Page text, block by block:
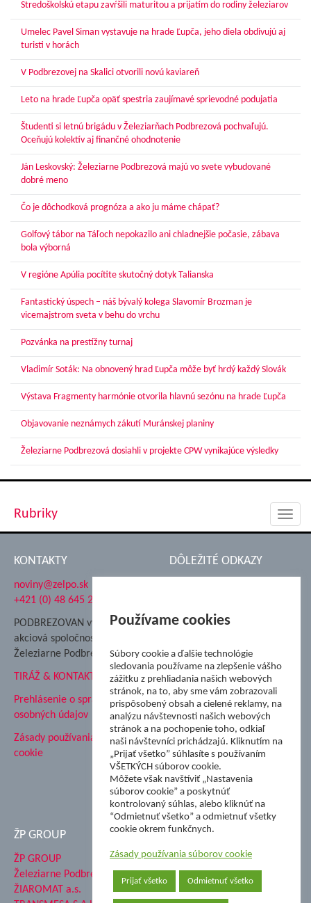
Stredoškolskú etapu zavŕšili maturitou a prijatím do rodiny železiarov
Umelec Pavel Siman vystavuje na hrade Ľupča, jeho diela obdivujú aj
turisti v horách
V Podbrezovej na Skalici otvorili novú kaviareň
Leto na hrade Ľupča opäť spestria zaujímavé sprievodné podujatia
Študenti si letnú brigádu v Železiarňach Podbrezová pochvaľujú.
Oceňujú kolektív aj finančné ohodnotenie
Ján Leskovský: Železiarne Podbrezová majú vo svete vybudované
dobré meno
Čo je dôchodková prognóza a ako ju máme chápať?
Golfový tábor na Táľoch nepokazilo ani chladnejšie počasie, zábava
bola výborná
V regióne Apúlia pocítite skutočný dotyk Talianska
Fantastický úspech – náš bývalý kolega Slavomír Brozman je
vicemajstrom sveta v behu do vrchu
Pozvánka na prestížny turnaj
Vladimír Soták: Na obnovený hrad Ľupča môže byť hrdý každý Slovák
Výstava Fragmenty harmónie otvorila hlavnú sezónu na hrade Ľupča
Objavovanie neznámych zákutí Muránskej planiny
Železiarne Podbrezová dosiahli v projekte CPW vynikajúce výsledky
Rubriky
KONTAKTY
noviny@zelpo.sk
+421 (0) 48 645 2711
PODBREZOVAN vydáva
akciová spoločnosť
Železiarne Podbrezová
TIRÁŽ & KONTAKT
Prehlásenie o spracovaní
osobných údajov
Zásady používania súborov
cookie
DÔLEŽITÉ ODKAZY
Nadácia Železiarne
ŽP Informatika s.r.o.
ŠK Železiarne Podbrezová
Tále a.s.
ŽP GROUP
ŽP GROUP
Železiarne Podbrezová a.s.
ŽIAROMAT a.s.
Používame cookies
Súbory cookie a ďalšie technológie
sledovania používame na zlepšenie vášho
zážitku z prehliadania našich webových
stránok, na to, aby sme vám zobrazovali
prispôsobený obsah a cielené reklamy, na
analýzu návštevnosti našich webových
stránok a na pochopenie toho, odkiaľ
naši návštevníci prichádzajú. Kliknutím na
„Prijať všetko” súhlasíte s používaním
VŠETKÝCH súborov cookie.
Môžete však navštíviť „Nastavenia
súborov cookie” a poskytnúť
kontrolovaný súhlas, alebo kliknúť na
“Odmietnuť všetko” a odmietnuť všetky
cookie okrem funkčnych.
Zásady používania súborov cookie
Prijať všetko Odmietnuť všetko